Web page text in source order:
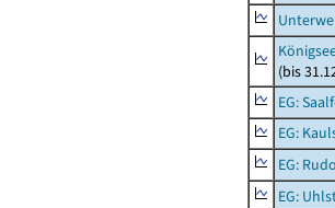
(bis
EG:
EG:
EG:
EG: